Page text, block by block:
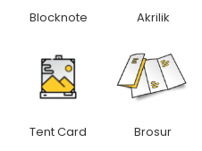
Blocknote Akrilik
Tent Card Brosur